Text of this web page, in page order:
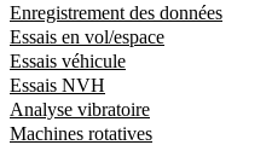
Enregistrement des données
Essais en vol/espace
Essais véhicule
Essais NVH
Analyse vibratoire
Machines rotatives